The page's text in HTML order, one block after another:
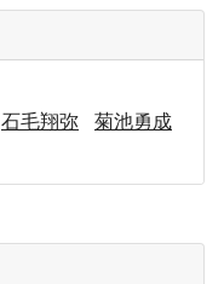
石毛翔弥
菊池勇成